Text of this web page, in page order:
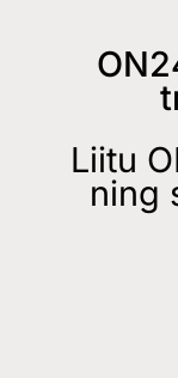
Liitu
ning